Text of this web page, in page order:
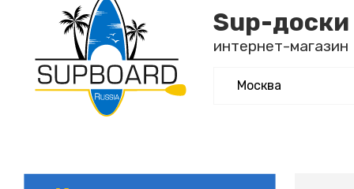
Sup-доски
интернет-магазин